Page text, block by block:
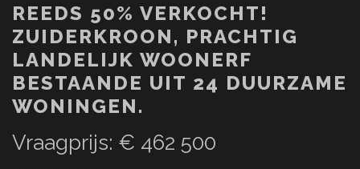
REEDS 50% VERKOCHT!
ZUIDERKROON, PRACHTIG
LANDELIJK WOONERF
BESTAANDE UIT 24 DUURZAME
WONINGEN.
Vraagprijs: € 462 500